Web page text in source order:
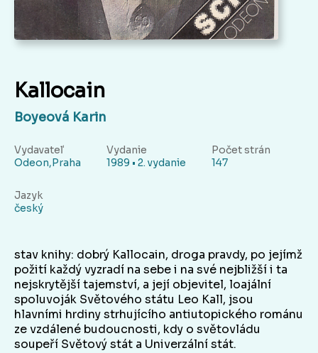
Kallocain
Boyeová Karin
Vydavateľ
Odeon,Praha
Vydanie
1989 • 2. vydanie
Počet strán
147
Jazyk
český
stav knihy: dobrý Kallocain, droga pravdy, po jejímž
požití každý vyzradí na sebe i na své nejbližší i ta
nejskrytější tajemství, a její objevitel, loajální
spoluvoják Světového státu Leo Kall, jsou
hlavními hrdiny strhujícího antiutopického románu
ze vzdálené budoucnosti, kdy o světovládu
soupeří Světový stát a Univerzální stát.